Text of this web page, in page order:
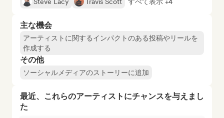
主な機会
アーティストに関するインパクトのある投稿やリールを
作成する
その他
ソーシャルメディアのストーリーに追加
最近、これらのアーティストにチャンスを与えまし
た